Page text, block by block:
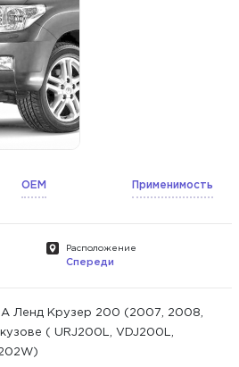
OEM Применимость
Расположение
Спереди
Ленд Крузер 200 (2007, 2008,
( URJ200L, VDJ200L,